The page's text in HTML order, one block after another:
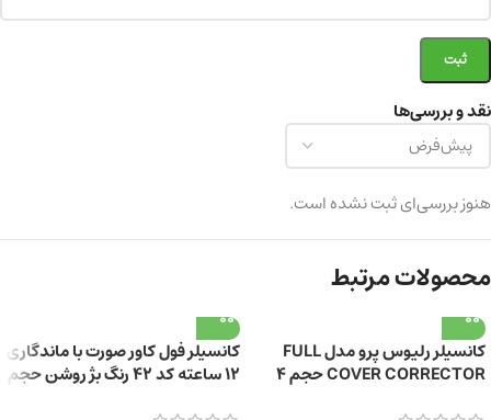
نقد و بررسی‌ها
هنوز بررسی‌ای ثبت نشده است.
محصولات مرتبط
کانسیلر رلیوس پرو مدل FULL
COVER CORRECTOR حجم 4
کانسیلر فول کاور صورت با ماندگاری
12 ساعته کد 42 رنگ بژ روشن حجم